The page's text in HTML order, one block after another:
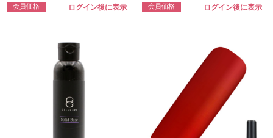
会員価格 ログイン後に表示 会員価格 ログイン後に表示